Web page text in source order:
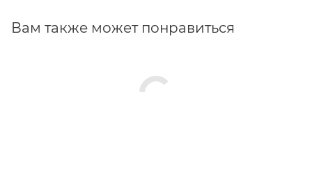
Вам также может понравиться